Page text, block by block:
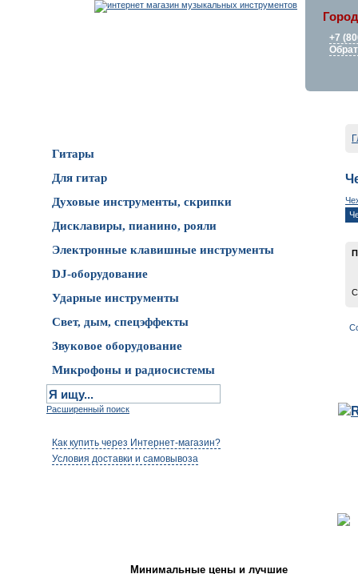
+7
Гитары
Для гитар
Духовые инструменты, скрипки
Дисклавиры, пианино, рояли
Электронные клавишные инструменты
DJ-оборудование
Ударные инструменты
Свет, дым, спецэффекты
Звуковое оборудование
Микрофоны и радиосистемы
Расширенный поиск
Как купить через Интернет-магазин?
Условия доставки и самовывоза
Минимальные цены и лучшие